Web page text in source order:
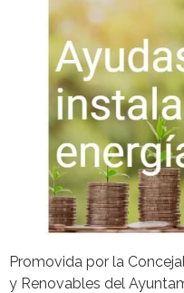
Promovida por la
y Renovables del